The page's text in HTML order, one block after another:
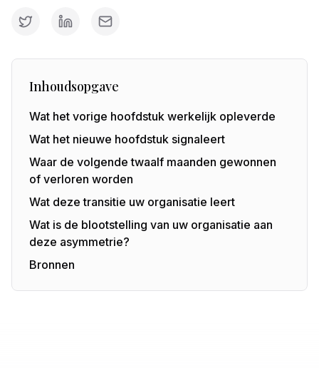
Inhoudsopgave
Wat het vorige hoofdstuk werkelijk opleverde
Wat het nieuwe hoofdstuk signaleert
Waar de volgende twaalf maanden gewonnen
of verloren worden
Wat deze transitie uw organisatie leert
Wat is de blootstelling van uw organisatie aan
deze asymmetrie?
Bronnen